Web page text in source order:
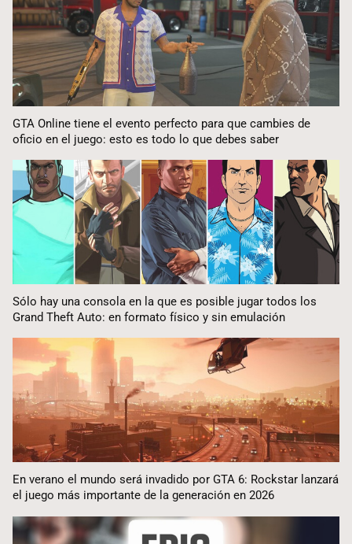
GTA Online tiene el evento perfecto para que cambies de
oficio en el juego: esto es todo lo que debes saber
Sólo hay una consola en la que es posible jugar todos los
Grand Theft Auto: en formato físico y sin emulación
En verano el mundo será invadido por GTA 6: Rockstar lanzará
el juego más importante de la generación en 2026